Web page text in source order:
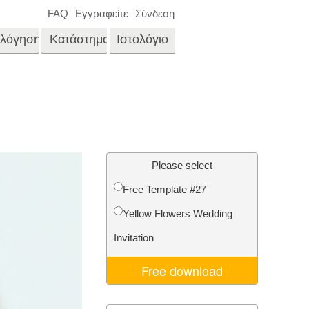
φωτογραφιών ακίνητης
Αποκατάσταση
Κατάστημα
Επαγγελματικές
Ιστολόγιο
FAQ Εγγραφείτε Σύνδεση
Please select
Free Template #27
Yellow Flowers Wedding
Invitation
Free download